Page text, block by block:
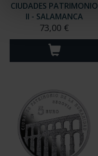
CIUDADES PATRIMONIO
II - SALAMANCA
73,00 €